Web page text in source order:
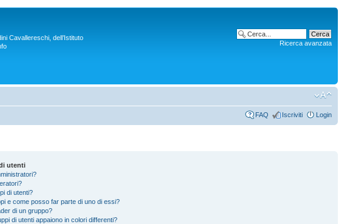
Cavallereschi, dell’Istituto
Ricerca avanzata
FAQ Iscriviti Login
utenti
di utenti?
e come posso far parte di uno di essi?
di un gruppo?
di utenti appaiono in colori differenti?